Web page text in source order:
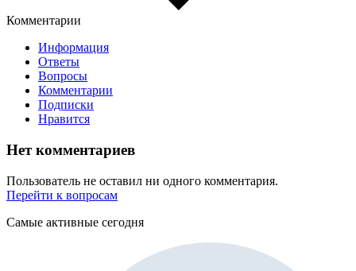
Комментарии
Информация
Ответы
Вопросы
Комментарии
Подписки
Нравится
Нет комментариев
Пользователь не оставил ни одного комментария.
Перейти к вопросам
Самые активные сегодня